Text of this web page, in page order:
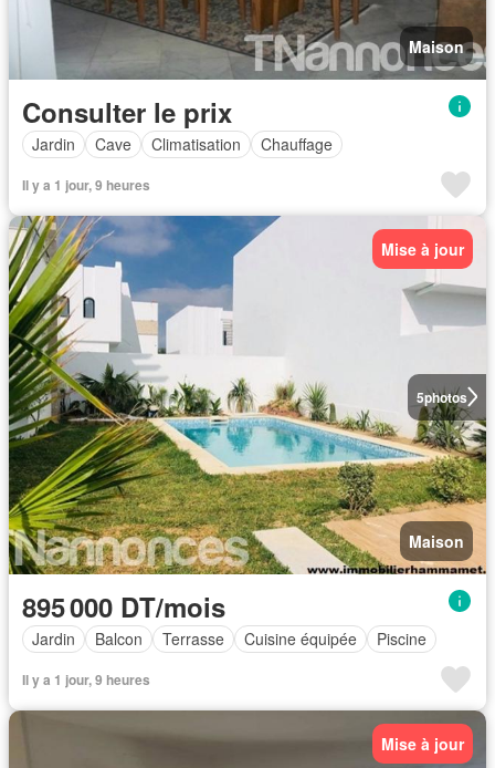
Maison
Consulter le prix
Jardin Cave Climatisation Chauffage
Il y a 1 jour, 9 heures
5photos
Mise à jour
Maison
895 000 DT/mois
Jardin Balcon Terrasse Cuisine équipée Piscine
Il y a 1 jour, 9 heures
Mise à jour